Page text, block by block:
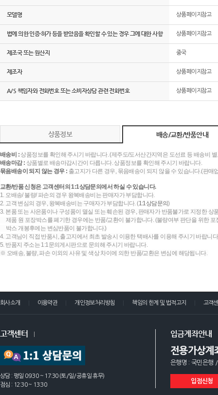
모델명 상품페이지참고
법에 의한 인증·허가 등을 받았음을 확인할 수 있는 경우 그에 대한 사항 상품페이지참고
제조국 또는 원산지 중국
제조자 상품페이지참고
A/S 책임자와 전화번호 또는 소비자상담 관련 전화번호 상품페이지참고
상품정보 배송/교환/반품안내
배송비 :상품정보를 확인해 주시기 바랍니다. (제주도/도서산간지역은 도선료 등 배송비
배송마감 : 상품별로 배송마감시간이 다릅니다. 상품정보를 확인해 주시기 바랍니다.
묶음배송이 되지 않는 경우 : 출고지가 다른 경우, 묶음배송이 되지 않을 수 있습니다.(판
교환/반품 신청은 고객센터의 1:1상담문의에서 하실 수 있습니다.
1. 오배송/ 불량/ 파손의 경우 왕복배송비는 판매자가 부담합니다.
2. 고객 변심의 경우, 왕복배송비는 구매자가 부담합니다. (1:1상담문의)
3. 본품 또는 사은품이나 구성품이 멸실 또는 훼손된 경우, 판매자가 반품불가로 지정한 상
제품 원 포장박스를 폐기한 경우에는 반품/교환이 불가합니다. (불량여부 판단을 위한
박스 개봉후에는 변심반품이 불가합니다.)
4. 고객님이 직접 반품시, 출고지에서 최초 발송시 이용한 택배사를 이용해 주시기 바랍니
5. 반품지 주소는 1:1문의게시판으로 문의해 주시기 바랍니다.
※ 오배송, 불량, 파손 이외의 사유 및 색상 차이에 의한 반품/교환은 변심에 해당됩니다.
회사소개 이용약관 개인정보처리방침 책임의 한계 및 법적고지 고객
고객센터
상담 : 평일 09:30 ~ 17:30 (토/일/공휴일 휴무)
점심 : 12:30 ~ 13:30
입금계좌안내
전용가상계
은행명 : 국민은행
입점신청